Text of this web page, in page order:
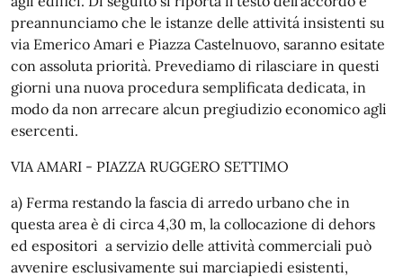
preannunciamo che le istanze delle attivitá insistenti su
via Emerico Amari e Piazza Castelnuovo, saranno esitate
con assoluta priorità. Prevediamo di rilasciare in questi
giorni una nuova procedura semplificata dedicata, in
modo da non arrecare alcun pregiudizio economico agli
esercenti.
VIA AMARI - PIAZZA RUGGERO SETTIMO
a) Ferma restando la fascia di arredo urbano che in
questa area è di circa 4,30 m, la collocazione di dehors
ed espositori a servizio delle attività commerciali può
avvenire esclusivamente sui marciapiedi esistenti,